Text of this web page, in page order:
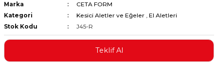
ve Penseler
Marka
CETA FORM
Kategori
Kesici Aletler ve Eğeler , El Aletleri
Stok Kodu
J45-R
Teklif Al